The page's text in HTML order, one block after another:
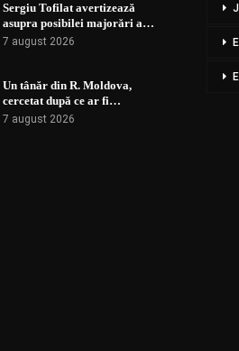
Sergiu Tofilat avertizează
asupra posibilei majorări a…
7 august 2026
Un tânăr din R. Moldova,
cercetat după ce ar fi…
7 august 2026